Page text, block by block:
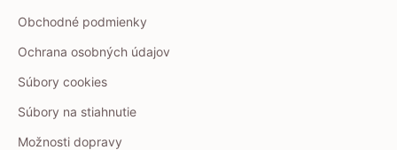
Obchodné podmienky
Ochrana osobných údajov
Súbory cookies
Súbory na stiahnutie
Možnosti dopravy